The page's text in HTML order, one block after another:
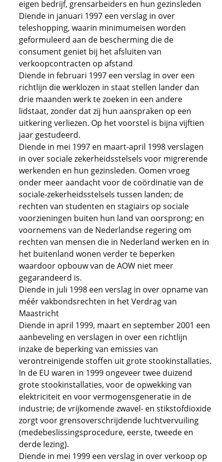
eigen bedrijf, grensarbeiders en hun gezinsleden
Diende in januari 1997 een verslag in over
teleshopping, waarin minimumeisen worden
geformuleerd aan de bescherming die de
consument geniet bij het afsluiten van
verkoopcontracten op afstand
Diende in februari 1997 een verslag in over een
richtlijn die werklozen in staat stellen lander dan
drie maanden werk te zoeken in een andere
lidstaat, zonder dat zij hun aanspraken op een
uitkering verliezen. Op het voorstel is bijna vijftien
jaar gestudeerd.
Diende in mei 1997 en maart-april 1998 verslagen
in over sociale zekerheidsstelsels voor migrerende
werkenden en hun gezinsleden. Oomen vroeg
onder meer aandacht voor de coördinatie van de
sociale-zekerheidsstelsels tussen landen; de
rechten van studenten en stagiairs op sociale
voorzieningen buiten hun land van oorsprong; en
voornemens van de Nederlandse regering om
rechten van mensen die in Nederland werken en in
het buitenland wonen verder te beperken
waardoor opbouw van de AOW niet meer
gegarandeerd is.
Diende in juli 1998 een verslag in over opname van
méér vakbondsrechten in het Verdrag van
Maastricht
Diende in april 1999, maart en september 2001 een
aanbeveling en verslagen in over een richtlijn
inzake de beperking van emissies van
verontreinigende stoffen uit grote stookinstallaties.
In de EU waren in 1999 ongeveer twee duizend
grote stookinstallaties, voor de opwekking van
elektriciteit en voor vermogensgeneratie in de
industrie; de vrijkomende zwavel- en stikstofdioxide
zorgt voor grensoverschrijdende luchtvervuiling
(medebeslissingsprocedure, eerste, tweede en
derde lezing).
Diende in mei 1999 een verslag in over verkoop op